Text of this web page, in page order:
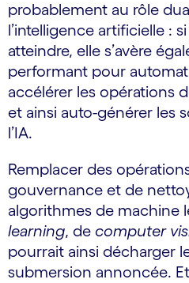
probablement au rôle
l’intelligence artificielle :
atteindre, elle s’avère
performant pour
accélérer les opérations
et ainsi auto-générer les
l’IA.
Remplacer des
gouvernance et de
algorithmes de machine
learning, de computer
pourrait ainsi décharger
submersion annoncée.